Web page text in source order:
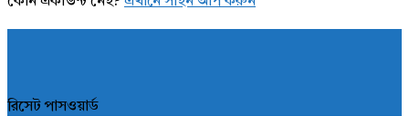
রিসেট পাসওয়ার্ড